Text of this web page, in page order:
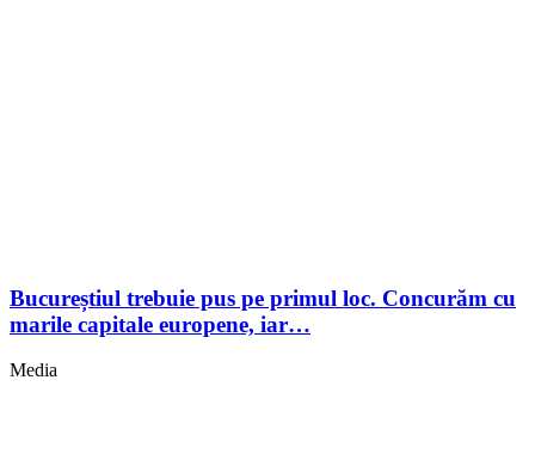
Bucureștiul trebuie pus pe primul loc. Concurăm cu
marile capitale europene, iar…
Media